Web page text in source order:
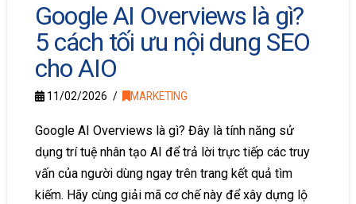
Google AI Overviews là gì?
5 cách tối ưu nội dung SEO
cho AIO
11/02/2026 MARKETING
Google AI Overviews là gì? Đây là tính năng sử
dụng trí tuệ nhân tạo AI để trả lời trực tiếp các truy
vấn của người dùng ngay trên trang kết quả tìm
kiếm. Hãy cùng giải mã cơ chế này để xây dựng lộ